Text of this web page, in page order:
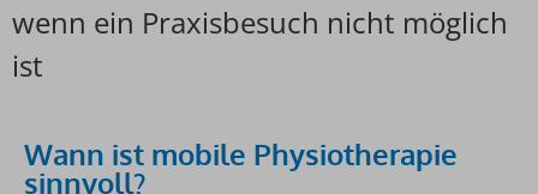
wenn ein Praxisbesuch nicht möglich
ist
Wann ist mobile Physiotherapie
sinnvoll?